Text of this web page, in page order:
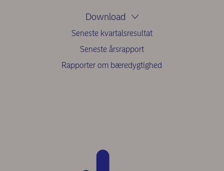
Download
Seneste kvartalsresultat
Seneste årsrapport
Rapporter om bæredygtighed